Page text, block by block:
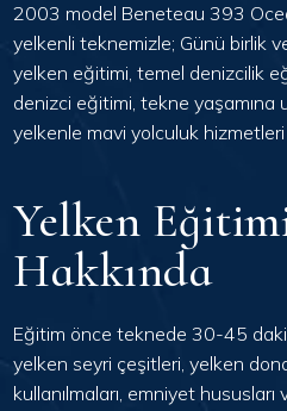
2003 model Beneteau 393
yelkenli teknemizle; Günü birlik
yelken eğitimi, temel denizcilik
denizci eğitimi, tekne yaşamına
yelkenle mavi yolculuk
Yelken
Hakkında
Eğitim önce teknede 30-45
yelken seyri çeşitleri, yelken
kullanılmaları, emniyet hususları